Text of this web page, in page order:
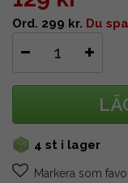
Ord. 299 kr. Du
4 st i lager
Markera som